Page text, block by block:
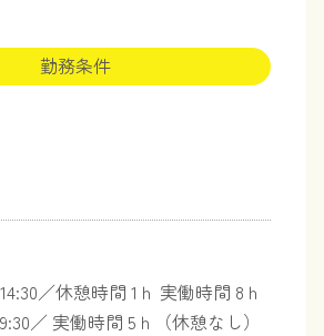
勤務条件
／休憩時間 1ｈ 実働時間 8ｈ
／ 実働時間 5ｈ（休憩なし）